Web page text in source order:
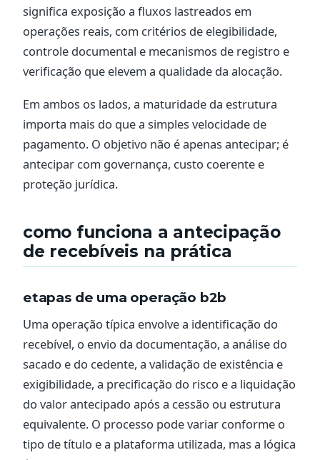
significa exposição a fluxos lastreados em
operações reais, com critérios de elegibilidade,
controle documental e mecanismos de registro e
verificação que elevem a qualidade da alocação.
Em ambos os lados, a maturidade da estrutura
importa mais do que a simples velocidade de
pagamento. O objetivo não é apenas antecipar; é
antecipar com governança, custo coerente e
proteção jurídica.
como funciona a antecipação
de recebíveis na prática
etapas de uma operação b2b
Uma operação típica envolve a identificação do
recebível, o envio da documentação, a análise do
sacado e do cedente, a validação de existência e
exigibilidade, a precificação do risco e a liquidação
do valor antecipado após a cessão ou estrutura
equivalente. O processo pode variar conforme o
tipo de título e a plataforma utilizada, mas a lógica